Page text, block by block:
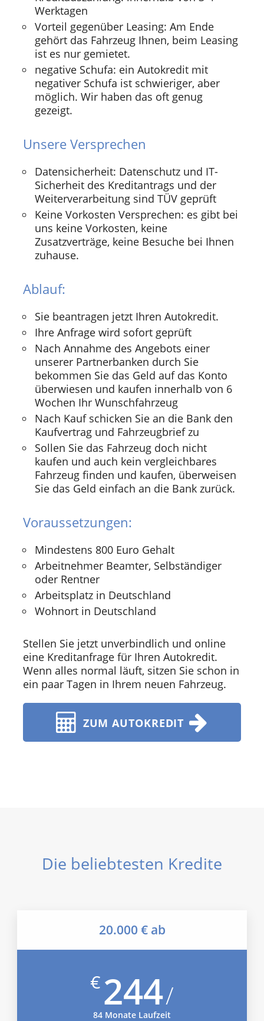
Werktagen
Vorteil gegenüber Leasing: Am Ende
gehört das Fahrzeug Ihnen, beim Leasing
ist es nur gemietet.
negative Schufa: ein Autokredit mit
negativer Schufa ist schwieriger, aber
möglich. Wir haben das oft genug
gezeigt.
Unsere Versprechen
Datensicherheit: Datenschutz und IT-
Sicherheit des Kreditantrags und der
Weiterverarbeitung sind TÜV geprüft
Keine Vorkosten Versprechen: es gibt bei
uns keine Vorkosten, keine
Zusatzverträge, keine Besuche bei Ihnen
zuhause.
Ablauf:
Sie beantragen jetzt Ihren Autokredit.
Ihre Anfrage wird sofort geprüft
Nach Annahme des Angebots einer
unserer Partnerbanken durch Sie
bekommen Sie das Geld auf das Konto
überwiesen und kaufen innerhalb von 6
Wochen Ihr Wunschfahrzeug
Nach Kauf schicken Sie an die Bank den
Kaufvertrag und Fahrzeugbrief zu
Sollen Sie das Fahrzeug doch nicht
kaufen und auch kein vergleichbares
Fahrzeug finden und kaufen, überweisen
Sie das Geld einfach an die Bank zurück.
Voraussetzungen:
Mindestens 800 Euro Gehalt
Arbeitnehmer Beamter, Selbständiger
oder Rentner
Arbeitsplatz in Deutschland
Wohnort in Deutschland
Stellen Sie jetzt unverbindlich und online
eine Kreditanfrage für Ihren Autokredit.
Wenn alles normal läuft, sitzen Sie schon in
ein paar Tagen in Ihrem neuen Fahrzeug.
ZUM AUTOKREDIT
Die beliebtesten Kredite
20.000 € ab
€244/
84 Monate Laufzeit